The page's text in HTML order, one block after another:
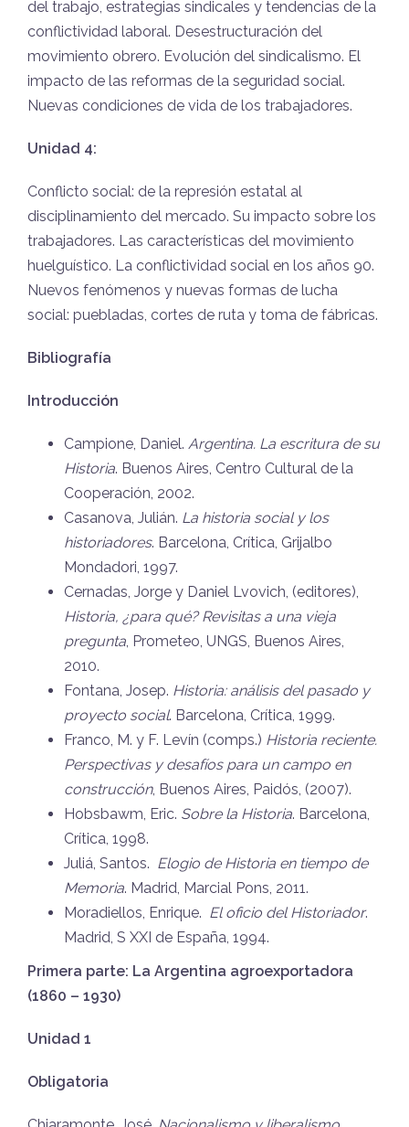
del trabajo, estrategias sindicales y tendencias de la
conflictividad laboral. Desestructuración del
movimiento obrero. Evolución del sindicalismo. El
impacto de las reformas de la seguridad social.
Nuevas condiciones de vida de los trabajadores.
Unidad 4:
Conflicto social: de la represión estatal al
disciplinamiento del mercado. Su impacto sobre los
trabajadores. Las características del movimiento
huelguístico. La conflictividad social en los años 90.
Nuevos fenómenos y nuevas formas de lucha
social: puebladas, cortes de ruta y toma de fábricas.
Bibliografía
Introducción
Campione, Daniel. Argentina. La escritura de su
Historia. Buenos Aires, Centro Cultural de la
Cooperación, 2002.
Casanova, Julián. La historia social y los
historiadores. Barcelona, Crítica, Grijalbo
Mondadori, 1997.
Cernadas, Jorge y Daniel Lvovich, (editores),
Historia, ¿para qué? Revisitas a una vieja
pregunta, Prometeo, UNGS, Buenos Aires,
2010.
Fontana, Josep. Historia: análisis del pasado y
proyecto social. Barcelona, Crítica, 1999.
Franco, M. y F. Levín (comps.) Historia reciente.
Perspectivas y desafíos para un campo en
construcción, Buenos Aires, Paidós, (2007).
Hobsbawm, Eric. Sobre la Historia. Barcelona,
Crítica, 1998.
Juliá, Santos. Elogio de Historia en tiempo de
Memoria. Madrid, Marcial Pons, 2011.
Moradiellos, Enrique. El oficio del Historiador.
Madrid, S XXI de España, 1994.
Primera parte: La Argentina agroexportadora
(1860 – 1930)
Unidad 1
Obligatoria